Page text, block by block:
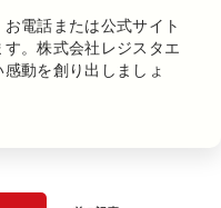
電話または公式サイト
。株式会社レジスタエ
動を創り出しましょ